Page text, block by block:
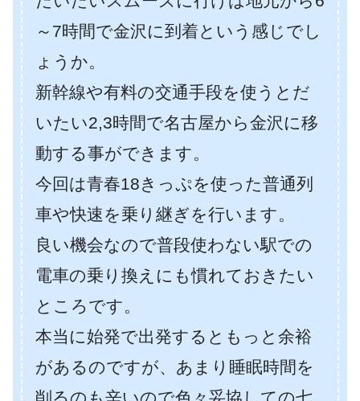
～7時間で金沢に到着という感じでし
ょうか。
新幹線や有料の交通手段を使うとだ
いたい2,3時間で名古屋から金沢に移
動する事ができます。
今回は青春18きっぷを使った普通列
車や快速を乗り継ぎを行います。
良い機会なので普段使わない駅での
電車の乗り換えにも慣れておきたい
ところです。
本当に始発で出発するともっと余裕
があるのですが、あまり睡眠時間を